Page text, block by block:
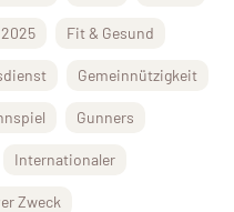
2025 Fit & Gesund
Gemeinnützigkeit
Gunners
Internationaler
Zweck